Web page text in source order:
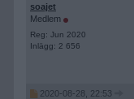
soajet
Medlem
Reg: Jun 2020
Inlägg: 2 656
2020-08-28, 22:53